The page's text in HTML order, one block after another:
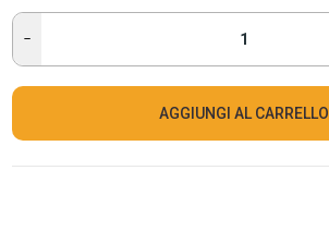
AGGIUNGI AL CARRELLO